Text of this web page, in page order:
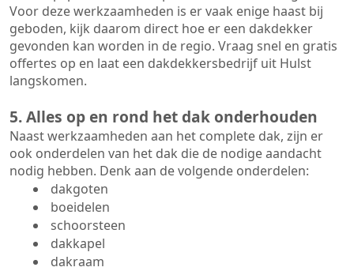
Voor deze werkzaamheden is er vaak enige haast bij
geboden, kijk daarom direct hoe er een dakdekker
gevonden kan worden in de regio. Vraag snel en gratis
offertes op en laat een dakdekkersbedrijf uit Hulst
langskomen.
5. Alles op en rond het dak onderhouden
Naast werkzaamheden aan het complete dak, zijn er
ook onderdelen van het dak die de nodige aandacht
nodig hebben. Denk aan de volgende onderdelen:
dakgoten
boeidelen
schoorsteen
dakkapel
dakraam